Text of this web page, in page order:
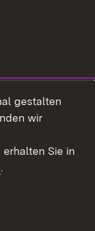
gestalten
wir
Sie in
.